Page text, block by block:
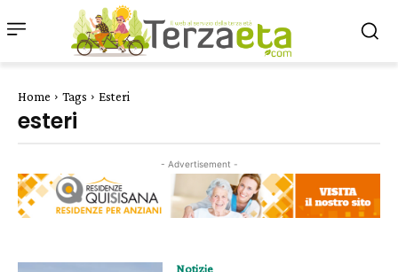
Home Tags Esteri
esteri
- Advertisement -
Notizie